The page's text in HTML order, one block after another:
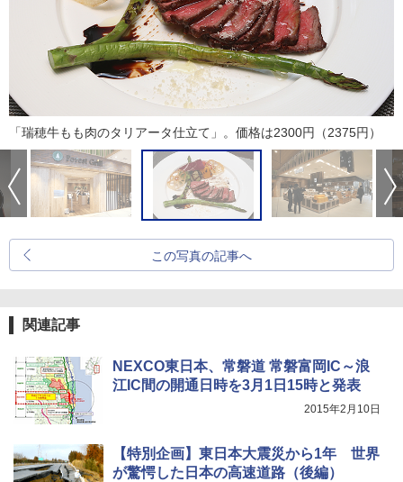
「瑞穂牛もも肉のタリアータ仕立て」。価格は2300円（2375円）
この写真の記事へ
関連記事
NEXCO東日本、常磐道 常磐富岡IC～浪
江IC間の開通日時を3月1日15時と発表
2015年2月10日
【特別企画】東日本大震災から1年 世界
が驚愕した日本の高速道路（後編）